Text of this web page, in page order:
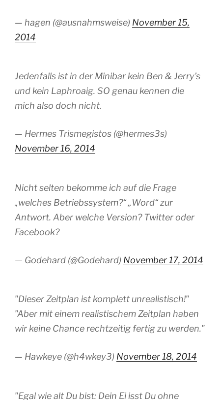
— hagen (@ausnahmsweise) November 15,
2014
Jedenfalls ist in der Minibar kein Ben & Jerry’s
und kein Laphroaig. SO genau kennen die
mich also doch nicht.
— Hermes Trismegistos (@hermes3s)
November 16, 2014
Nicht selten bekomme ich auf die Frage
„welches Betriebssystem?“ „Word“ zur
Antwort. Aber welche Version? Twitter oder
Facebook?
— Godehard (@Godehard) November 17, 2014
"Dieser Zeitplan ist komplett unrealistisch!"
"Aber mit einem realistischem Zeitplan haben
wir keine Chance rechtzeitig fertig zu werden."
— Hawkeye (@h4wkey3) November 18, 2014
"Egal wie alt Du bist: Dein Ei isst Du ohne